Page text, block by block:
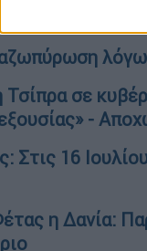
σε
-
Στις 16
η Δανία: